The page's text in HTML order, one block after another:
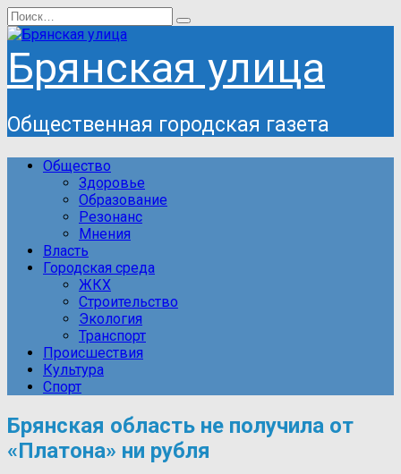
Перейти
к
содержанию
Search
for:
Брянская улица
Общественная городская газета
Общество
Здоровье
Образование
Резонанс
Мнения
Власть
Городская среда
ЖКХ
Строительство
Экология
Транспорт
Происшествия
Культура
Спорт
Брянская область не получила от
«Платона» ни рубля